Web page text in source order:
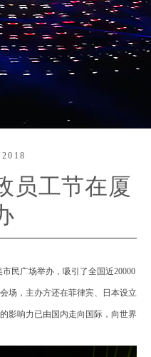
员工节在厦
民广场举办，吸引了全国近20000
场，主办方还在菲律宾、日本设立
影响力已由国内走向国际，向世界